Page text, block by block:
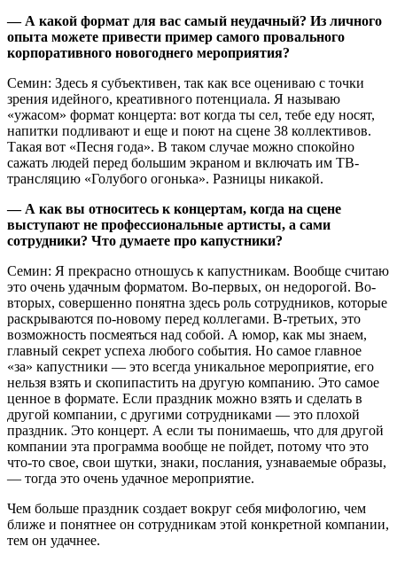
— А какой формат для вас самый неудачный? Из личного
опыта можете привести пример самого провального
корпоративного новогоднего мероприятия?
Семин: Здесь я субъективен, так как все оцениваю с точки
зрения идейного, креативного потенциала. Я называю
«ужасом» формат концерта: вот когда ты сел, тебе еду носят,
напитки подливают и еще и поют на сцене 38 коллективов.
Такая вот «Песня года». В таком случае можно спокойно
сажать людей перед большим экраном и включать им ТВ-
трансляцию «Голубого огонька». Разницы никакой.
— А как вы относитесь к концертам, когда на сцене
выступают не профессиональные артисты, а сами
сотрудники? Что думаете про капустники?
Семин: Я прекрасно отношусь к капустникам. Вообще считаю
это очень удачным форматом. Во-первых, он недорогой. Во-
вторых, совершенно понятна здесь роль сотрудников, которые
раскрываются по-новому перед коллегами. В-третьих, это
возможность посмеяться над собой. А юмор, как мы знаем,
главный секрет успеха любого события. Но самое главное
«за» капустники — это всегда уникальное мероприятие, его
нельзя взять и скопипастить на другую компанию. Это самое
ценное в формате. Если праздник можно взять и сделать в
другой компании, с другими сотрудниками — это плохой
праздник. Это концерт. А если ты понимаешь, что для другой
компании эта программа вообще не пойдет, потому что это
что-то свое, свои шутки, знаки, послания, узнаваемые образы,
— тогда это очень удачное мероприятие.
Чем больше праздник создает вокруг себя мифологию, чем
ближе и понятнее он сотрудникам этой конкретной компании,
тем он удачнее.